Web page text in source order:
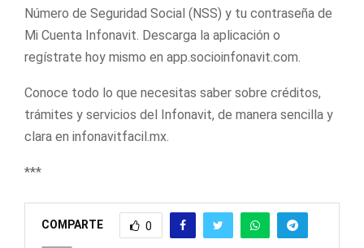
Número de Seguridad Social (NSS) y tu contraseña de
Mi Cuenta Infonavit. Descarga la aplicación o
regístrate hoy mismo en app.socioinfonavit.com.
Conoce todo lo que necesitas saber sobre créditos,
trámites y servicios del Infonavit, de manera sencilla y
clara en infonavitfacil.mx.
***
COMPARTE 0